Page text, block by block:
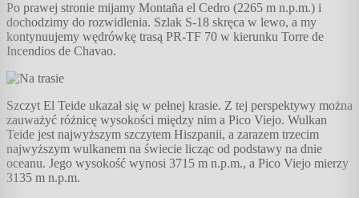
Po prawej stronie mijamy Montaña el Cedro (2265 m n.p.m.) i
dochodzimy do rozwidlenia. Szlak S-18 skręca w lewo, a my
kontynuujemy wędrówkę trasą PR-TF 70 w kierunku Torre de
Incendios de Chavao.
Szczyt El Teide ukazał się w pełnej krasie. Z tej perspektywy można
zauważyć różnicę wysokości między nim a Pico Viejo. Wulkan
Teide jest najwyższym szczytem Hiszpanii, a zarazem trzecim
najwyższym wulkanem na świecie licząc od podstawy na dnie
oceanu. Jego wysokość wynosi 3715 m n.p.m., a Pico Viejo mierzy
3135 m n.p.m.